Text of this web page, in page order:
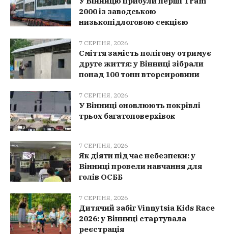
2000 із заводською
низькопідлоговою секцією
7 СЕРПНЯ, 2026
Сміття замість полігону отримує
друге життя: у Вінниці зібрали
понад 100 тонн вторсировини
7 СЕРПНЯ, 2026
У Вінниці оновлюють покрівлі
трьох багатоповерхівок
7 СЕРПНЯ, 2026
Як діяти під час небезпеки: у
Вінниці провели навчання для
голів ОСББ
7 СЕРПНЯ, 2026
Дитячий забіг Vinnytsia Kids Race
2026: у Вінниці стартувала
реєстрація